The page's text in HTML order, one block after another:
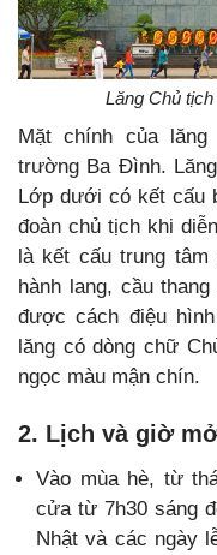
Lăng Chủ
Mặt chính của
trường Ba Đình.
Lớp dưới có kết cấu
đoàn chủ tịch khi
là kết cấu trung tâm
hành lang, cầu
được cách điệu
lăng có dòng chữ
ngọc màu mận chín.
2. Lịch và giờ
Vào mùa hè, từ
cửa từ 7h30 sáng
Nhật và các ngày